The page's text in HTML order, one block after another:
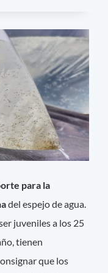
para la
del espejo de agua.
juveniles a los 25
tienen
que los